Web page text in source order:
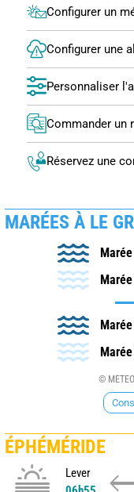
Configurer un
Configurer une
Personnaliser
Commander un
Réservez une
MARÉES À LE
©
ÉPHÉMÉRIDE
Lever